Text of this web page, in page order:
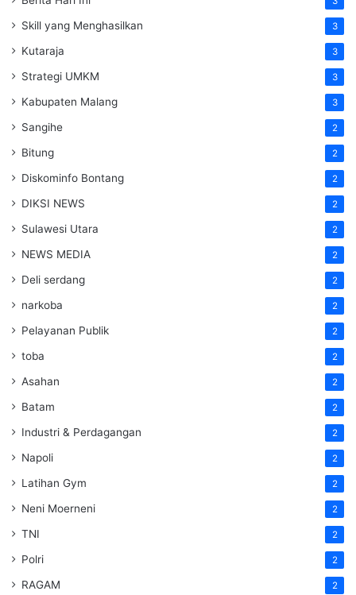
Skill yang Menghasilkan 3
Kutaraja 3
Strategi UMKM 3
Kabupaten Malang 3
Sangihe 2
Bitung 2
Diskominfo Bontang 2
DIKSI NEWS 2
Sulawesi Utara 2
NEWS MEDIA 2
Deli serdang 2
narkoba 2
Pelayanan Publik 2
toba 2
Asahan 2
Batam 2
Industri & Perdagangan 2
Napoli 2
Latihan Gym 2
Neni Moerneni 2
TNI 2
Polri 2
RAGAM 2